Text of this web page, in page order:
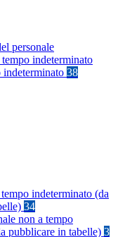
personale
indeterminato
indeterminato 38
indeterminato (da
34
non a tempo
pubblicare in tabelle) 3